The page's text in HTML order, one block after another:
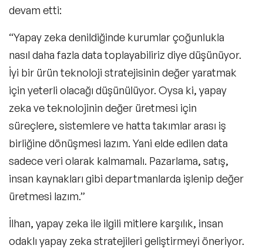
devam etti:
“Yapay zeka denildiğinde kurumlar çoğunlukla
nasıl daha fazla data toplayabiliriz diye düşünüyor.
İyi bir ürün teknoloji stratejisinin değer yaratmak
için yeterli olacağı düşünülüyor. Oysa ki, yapay
zeka ve teknolojinin değer üretmesi için
süreçlere, sistemlere ve hatta takımlar arası iş
birliğine dönüşmesi lazım. Yani elde edilen data
sadece veri olarak kalmamalı. Pazarlama, satış,
insan kaynakları gibi departmanlarda işlenip değer
üretmesi lazım.”
İlhan, yapay zeka ile ilgili mitlere karşılık, insan
odaklı yapay zeka stratejileri geliştirmeyi öneriyor.